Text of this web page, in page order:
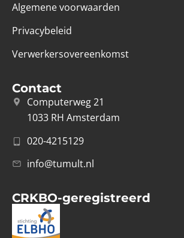
Algemene voorwaarden
Privacybeleid
Verwerkersovereenkomst
Contact
Computerweg 21
1033 RH Amsterdam
020-4215129
info@tumult.nl
CRKBO-geregistreerd